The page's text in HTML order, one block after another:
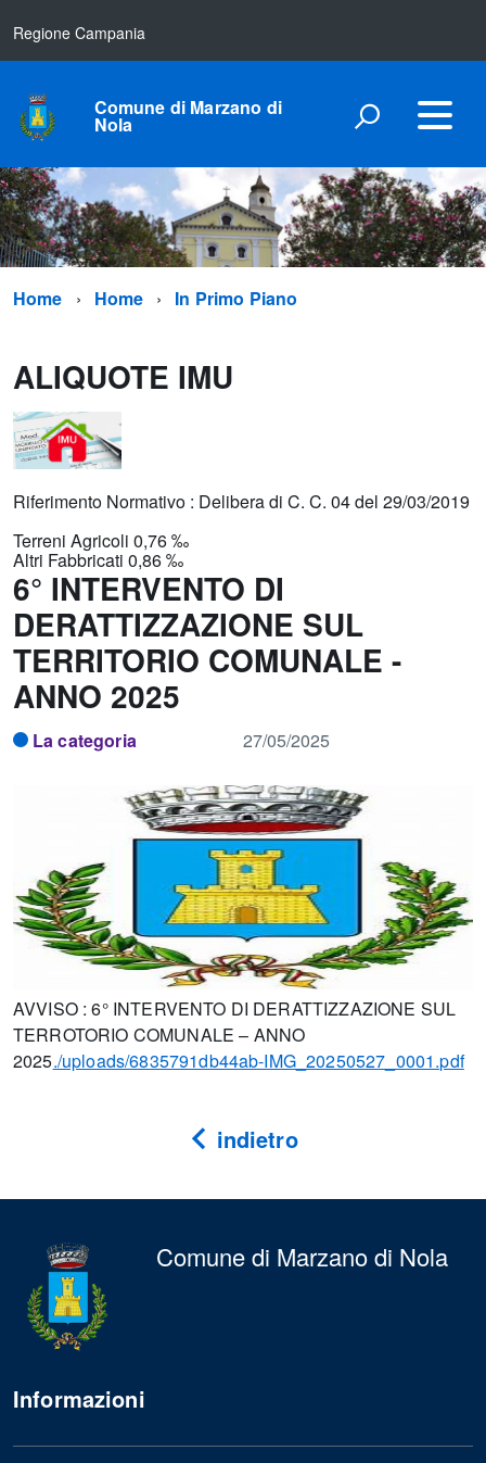
Regione Campania
Comune di Marzano di
Nola
Home Home In Primo Piano
ALIQUOTE IMU
Riferimento Normativo : Delibera di C. C. 04 del 29/03/2019
Terreni Agricoli 0,76 ‰
Altri Fabbricati 0,86 ‰
6° INTERVENTO DI
DERATTIZZAZIONE SUL
TERRITORIO COMUNALE -
ANNO 2025
La categoria 27/05/2025
AVVISO : 6° INTERVENTO DI DERATTIZZAZIONE SUL
TERROTORIO COMUNALE – ANNO
2025./uploads/6835791db44ab-IMG_20250527_0001.pdf
indietro
Comune di Marzano di Nola
Informazioni